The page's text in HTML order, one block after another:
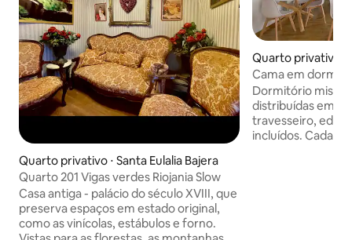
Quarto privativo ⋅ Santa Eulalia Bajera
Quarto 201 Vigas verdes Riojania Slow
Casa antiga - palácio do século XVIII, que
preserva espaços em estado original,
como as vinícolas, estábulos e forno.
Quarto privativo ⋅
Cama em
banheiro privativo
Dormitório misto,
distribuídas em 3
travesseiro,
incluídos. Cada